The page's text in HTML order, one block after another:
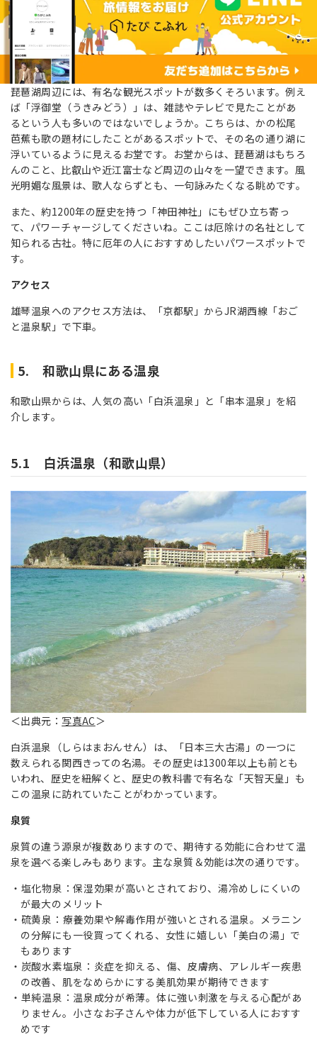
琵琶湖周辺には、有名な観光スポットが数多くそろいます。例え
ば「浮御堂（うきみどう）」は、雑誌やテレビで見たことがあ
るという人も多いのではないでしょうか。こちらは、かの松尾
芭蕉も歌の題材にしたことがあるスポットで、その名の通り湖に
浮いているように見えるお堂です。お堂からは、琵琶湖はもちろ
んのこと、比叡山や近江富士など周辺の山々を一望できます。風
光明媚な風景は、歌人ならずとも、一句詠みたくなる眺めです。
また、約1200年の歴史を持つ「神田神社」にもぜひ立ち寄っ
て、パワーチャージしてくださいね。ここは厄除けの名社として
知られる古社。特に厄年の人におすすめしたいパワースポットで
す。
アクセス
雄琴温泉へのアクセス方法は、「京都駅」からJR湖西線「おご
と温泉駅」で下車。
5. 和歌山県にある温泉
和歌山県からは、人気の高い「白浜温泉」と「串本温泉」を紹
介します。
5.1 白浜温泉（和歌山県）
＜出典元： 写真AC＞
白浜温泉（しらはまおんせん）は、「日本三大古湯」の一つに
数えられる関西きっての名湯。その歴史は1300年以上も前とも
いわれ、歴史を紐解くと、歴史の教科書で有名な「天智天皇」も
この温泉に訪れていたことがわかっています。
泉質
泉質の違う源泉が複数ありますので、期待する効能に合わせて温
泉を選べる楽しみもあります。主な泉質＆効能は次の通りです。
塩化物泉：保湿効果が高いとされており、湯冷めしにくいの
が最大のメリット
硫黄泉：療養効果や解毒作用が強いとされる温泉。メラニン
の分解にも一役買ってくれる、女性に嬉しい「美白の湯」で
もあります
炭酸水素塩泉：炎症を抑える、傷、皮膚病、アレルギー疾患
の改善、肌をなめらかにする美肌効果が期待できます
単純温泉：温泉成分が希薄。体に強い刺激を与える心配があ
りません。小さなお子さんや体力が低下している人におすす
めです